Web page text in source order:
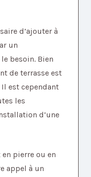
d’ajouter à
un
besoin. Bien
de terrasse est
est cependant
les
d’une
pierre ou en
appel à un